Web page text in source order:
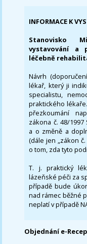
INFORMACE K
Stanovisko
vystavování a
léčebně
Návrh
lékař, který ji
specialistu,
praktického
přezkoumání
zákona č. 48/
a o změně a
(dále jen „zákon
o tom, zda tyto
T. j. praktický
lázeňské péči za
případě bude
nad rámec běžné
neplatí v případě
Objednání e-